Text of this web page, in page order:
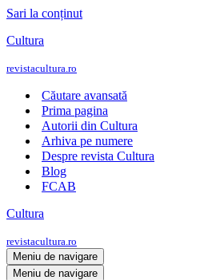
Sari la conținut
Cultura
revistacultura.ro
Căutare avansată
Prima pagina
Autorii din Cultura
Arhiva pe numere
Despre revista Cultura
Blog
FCAB
Cultura
revistacultura.ro
Meniu de navigare
Meniu de navigare